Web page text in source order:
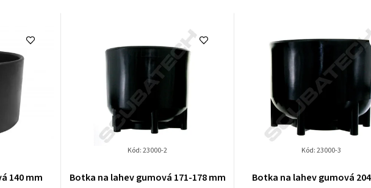
140 mm Botka na lahev gumová 171-178 mm
Kód:23000-2
Botka na lahev gumová
Kód:23000-3